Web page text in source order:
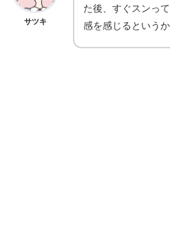
サツキ
た後、すぐスンっ
感を感じるというか